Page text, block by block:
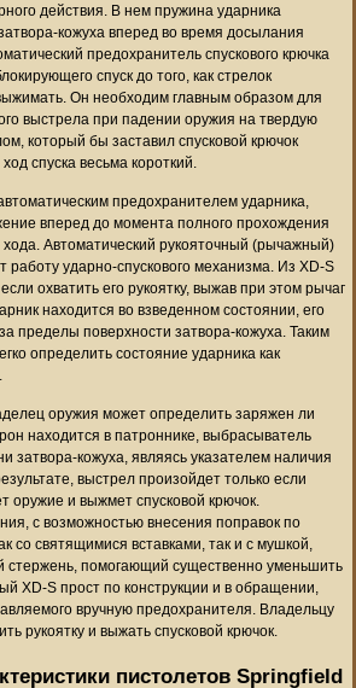
действия. В нем пружина ударника
кожуха вперед во время досылания
предохранитель спускового крючка
спуск до того, как стрелок
Он необходим главным образом для
выстрела при падении оружия на твердую
который бы заставил спусковой крючок
спуска весьма короткий.
предохранителем ударника,
вперед до момента полного прохождения
хода. Автоматический рукояточный (рычажный)
работу ударно-спускового механизма. Из XD-S
охватить его рукоятку, выжав при этом рычаг
находится во взведенном состоянии, его
пределы поверхности затвора-кожуха. Таким
определить состояние ударника как
оружия может определить заряжен ли
находится в патроннике, выбрасыватель
затвора-кожуха, являясь указателем наличия
выстрел произойдет только если
оружие и выжмет спусковой крючок.
с возможностью внесения поправок по
со святящимися вставками, так и с мушкой,
помогающий существенно уменьшить
XD-S прост по конструкции и в обращении,
вручную предохранителя. Владельцу
рукоятку и выжать спусковой крючок.
пистолетов Springfield